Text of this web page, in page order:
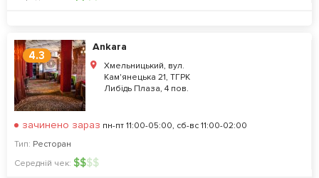
4.3
Ankara
Хмельницький, вул.
Кам'янецька 21, ТГРК
Либідь Плаза, 4 пов.
зачинено зараз пн-пт 11:00-05:00, сб-вс 11:00-02:00
Тип: Ресторан
Середній чек: $$$$